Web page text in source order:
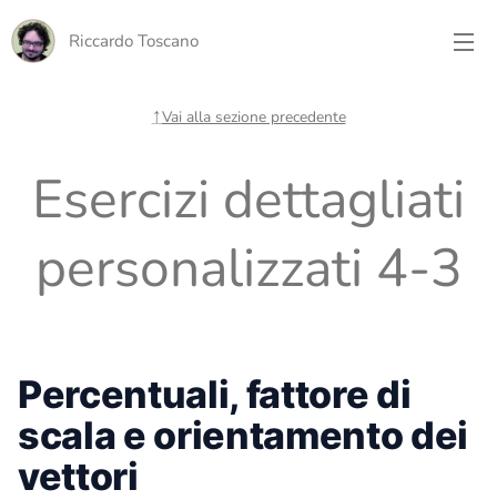
Riccardo Toscano
↑Vai alla sezione precedente
Esercizi dettagliati
personalizzati 4-3
Percentuali, fattore di
scala e orientamento dei
vettori